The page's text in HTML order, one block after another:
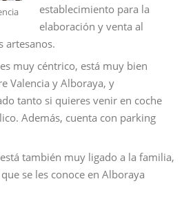
establecimiento para la
elaboración y venta al
artesanos.
muy céntrico, está muy bien
Valencia y Alboraya, y
tanto si quieres venir en coche
Además, cuenta con parking
también muy ligado a la familia,
se les conoce en Alboraya